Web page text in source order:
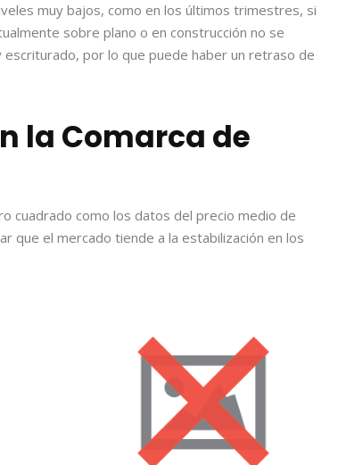
muy bajos, como en los últimos trimestres, si
sobre plano o en construcción no se
por lo que puede haber un retraso de
la Comarca de
cuadrado como los datos del precio medio de
que el mercado tiende a la estabilización en los